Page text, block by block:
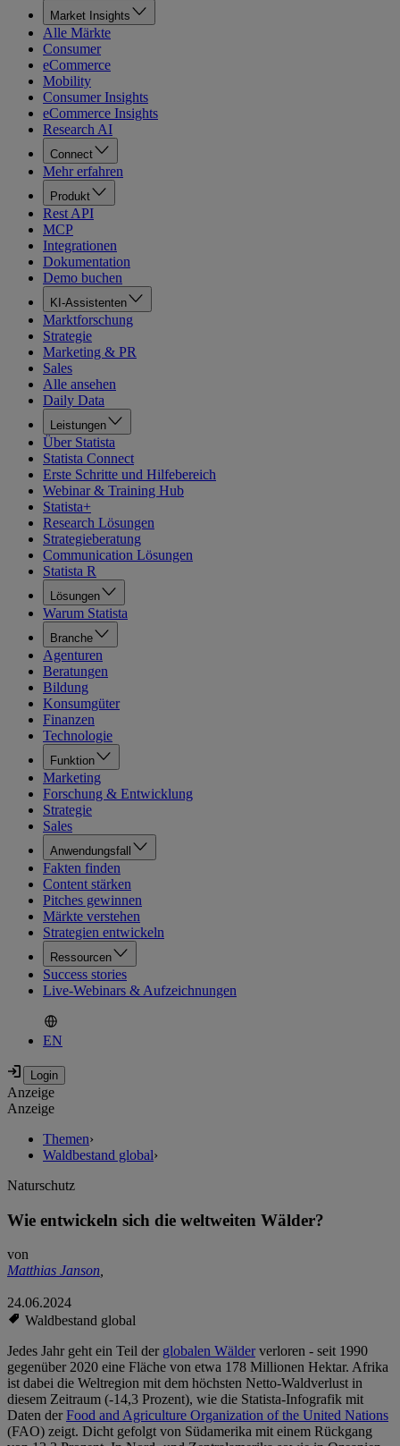
Market Insights
Alle Märkte
Consumer
eCommerce
Mobility
Consumer Insights
eCommerce Insights
Research AI
Connect
Mehr erfahren
Produkt
Rest API
MCP
Integrationen
Dokumentation
Demo buchen
KI-Assistenten
Marktforschung
Strategie
Marketing & PR
Sales
Alle ansehen
Daily Data
Leistungen
Über Statista
Statista Connect
Erste Schritte und Hilfebereich
Webinar & Training Hub
Statista+
Research Lösungen
Strategieberatung
Communication Lösungen
Statista R
Lösungen
Warum Statista
Branche
Agenturen
Beratungen
Bildung
Konsumgüter
Finanzen
Technologie
Funktion
Marketing
Forschung & Entwicklung
Strategie
Sales
Anwendungsfall
Fakten finden
Content stärken
Pitches gewinnen
Märkte verstehen
Strategien entwickeln
Ressourcen
Success stories
Live-Webinars & Aufzeichnungen
EN
Anzeige
Anzeige
Themen›
Waldbestand global›
Naturschutz
Wie entwickeln sich die weltweiten Wälder?
von
Matthias Janson,
24.06.2024
Waldbestand global
Jedes Jahr geht ein Teil der globalen Wälderverloren - seit 1990
gegenüber 2020 eine Fläche von etwa 178 Millionen Hektar. Afrika
ist dabei die Weltregion mit dem höchsten Netto-Waldverlust in
diesem Zeitraum (-14,3 Prozent), wie die Statista-Infografik mit
Daten derFood and Agriculture Organization of the United Nations
(FAO) zeigt. Dicht gefolgt von Südamerika mit einem Rückgang